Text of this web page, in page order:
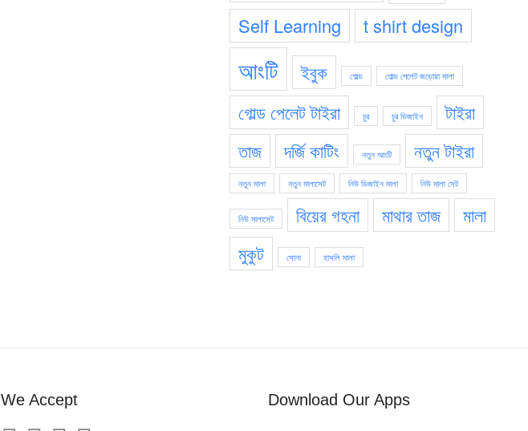
Self Learning t shirt design
আংটি ইবুক গোল্ড গোল্ড পেলেট জড়োয়া মালা
গোল্ড পেলেট টাইরা চুর চুর ডিজাইন
টাইরা
তাজ
দর্জি কাটিং নতুন আংটি নতুন টাইরা
নতুন মালা নতুন মালাসেট নিউ ডিজাইন মালা নিউ মালা সেট
নিউ মালাসেট বিয়ের গহনা মাথার তাজ
মালা
মুকুট
সোনা হাসলি মালা
We Accept Download Our Apps